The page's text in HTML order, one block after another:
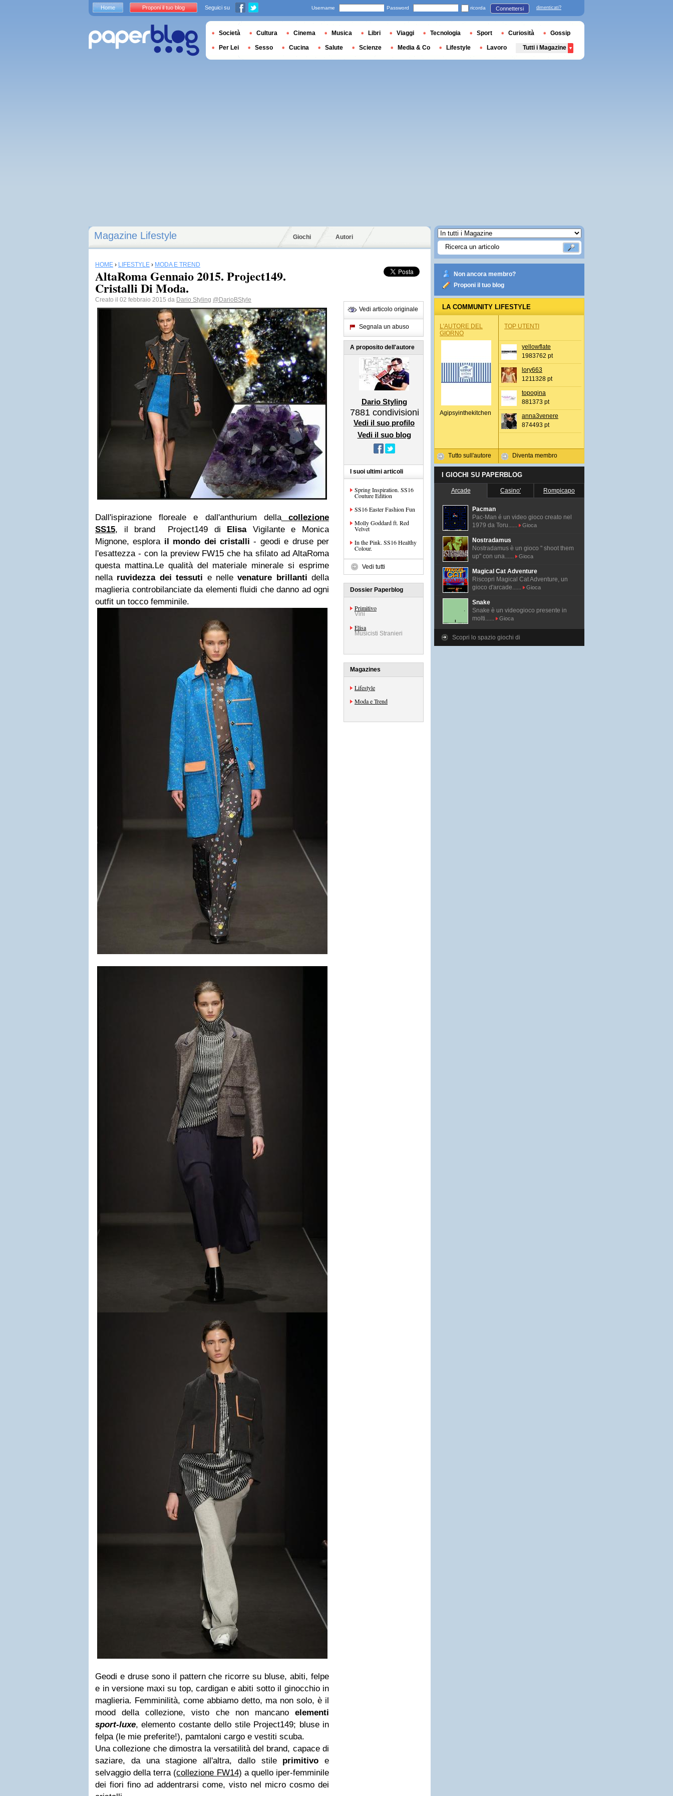
Magazine Lifestyle Giochi Autori
HOME › LIFESTYLE › MODA E TREND
AltaRoma Gennaio 2015. Project149.
Cristalli Di Moda.
Creato il 02 febbraio 2015 da Dario Styling @DarioBStyle
Dall'ispirazione floreale e dall'anthurium dellacollezione
SS15, il brand Project149 di ElisaVigilante e Monica
Mignone, esplorail mondo dei cristalli - geodi e druse per
l'esattezza - con la preview FW15 che ha sfilato ad AltaRoma
questa mattina.Le qualità del materiale minerale si esprime
nella ruvidezza dei tessuti e nellevenature brillanti della
maglieria controbilanciate da elementi fluidi che danno ad ogni
outfit un tocco femminile.
Geodi e druse sono il pattern che ricorre su bluse, abiti, felpe
e in versione maxi su top, cardigan e abiti sotto il ginocchio in
maglieria. Femminilità, come abbiamo detto, ma non solo, è il
mood della collezione, visto che non mancanoelementi
sport-luxe, elemento costante dello stile Project149; bluse in
felpa (le mie preferite!), pamtaloni cargo e vestiti scuba.
Una collezione che dimostra la versatilità del brand, capace di
saziare, da una stagione all'altra, dallo stile primitivo e
selvaggio della terra (collezione FW14) a quello iper-femminile
dei fiori fino ad addentrarsi come, visto nel micro cosmo dei
Vedi articolo originale
Segnala un abuso
A proposito dell'autore
Dario Styling
7881 condivisioni
Vedi il suo profilo
Vedi il suo blog
I suoi ultimi articoli
Spring Inspiration. SS16
Couture Edition
SS16 Easter Fashion Fun
Molly Goddard ft. Red
Velvet
In the Pink. SS16 Healthy
Colour.
Vedi tutti
Dossier Paperblog
Primitivo
Vini
Elisa
Musicisti Stranieri
Magazines
Lifestyle
Moda e Trend
Non ancora membro?
Proponi il tuo blog
LA COMMUNITY LIFESTYLE
L'AUTORE DEL
GIORNO
Agipsyinthekitchen
Tutto sull'autore
TOP UTENTI
yellowflate
1983762 pt
lory663
1211328 pt
topogina
881373 pt
anna3venere
874493 pt
Diventa membro
I GIOCHI SU PAPERBLOG
Arcade Casino' Rompicapo
Pacman
Pac-Man é un video gioco creato nel
1979 da Toru......
Gioca
Nostradamus
Nostradamus è un gioco " shoot them
up" con una......
Gioca
Magical Cat Adventure
Riscopri Magical Cat Adventure, un
gioco d'arcade......
Gioca
Snake
Snake è un videogioco presente in
molti......
Gioca
Scopri lo spazio giochi di
Home Proponi il tuo blog Seguici su Username Password ricorda Connettersi dimenticati?
Società Cultura Cinema Musica Libri Viaggi Tecnologia Sport Curiosità Gossip
Per Lei Sesso Cucina Salute Scienze Media & Co Lifestyle Lavoro Tutti i Magazine